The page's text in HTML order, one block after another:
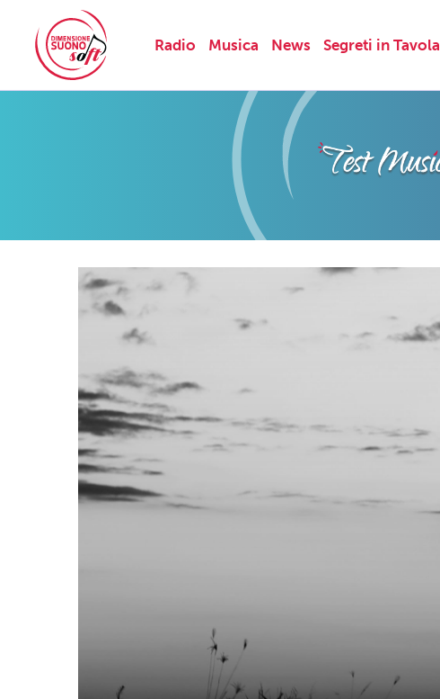
Radio Musica News Segreti in Tavola